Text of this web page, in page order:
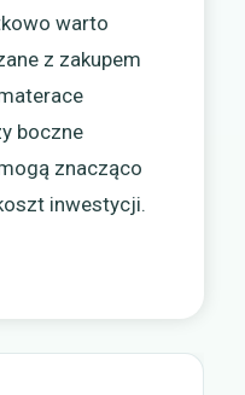
warto
z zakupem
boczne
znacząco
inwestycji.